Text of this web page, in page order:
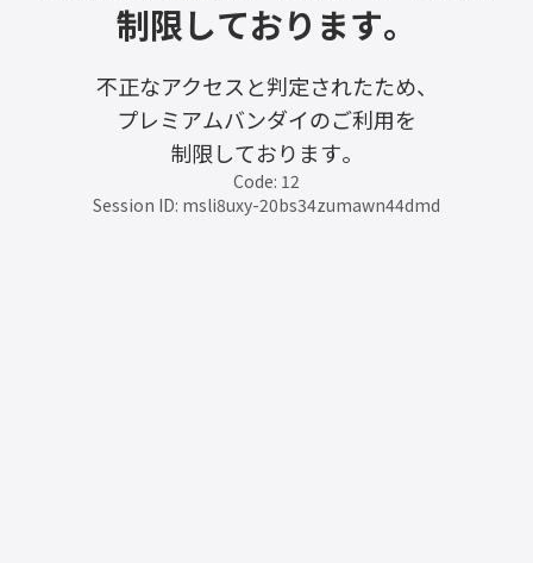
制限しております。
不正なアクセスと判定されたため、
プレミアムバンダイのご利用を
制限しております。
Code: 12
Session ID: msli8uxy-20bs34zumawn44dmd